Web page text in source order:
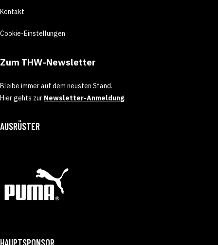
Kontakt
Cookie-Einstellungen
Zum THW-Newsletter
Bleibe immer auf dem neusten Stand.
Hier gehts zur Newsletter-Anmeldung.
AUSRÜSTER
HAUPTSPONSOR